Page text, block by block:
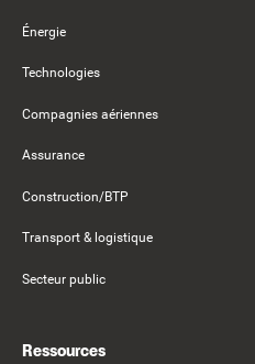
Énergie
Technologies
Compagnies aériennes
Assurance
Construction/BTP
Transport & logistique
Secteur public
Ressources